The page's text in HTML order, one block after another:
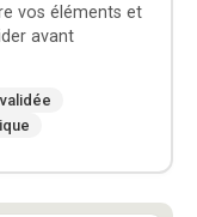
vos éléments et
avant